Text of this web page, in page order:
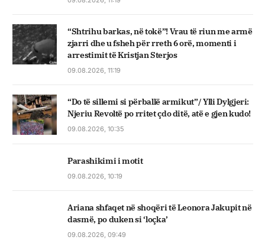
“Shtrihu barkas, në tokë”! Vrau të riun me armë
zjarri dhe u fsheh për rreth 6 orë, momenti i
arrestimit të Kristjan Sterjos
09.08.2026, 11:19
“Do të sillemi si përballë armikut”/ Ylli Dylgjeri:
Njeriu Revoltë po rritet çdo ditë, atë e gjen kudo!
09.08.2026, 10:35
Parashikimi i motit
09.08.2026, 10:19
Ariana shfaqet në shoqëri të Leonora Jakupit në
dasmë, po duken si ‘loçka’
09.08.2026, 09:49